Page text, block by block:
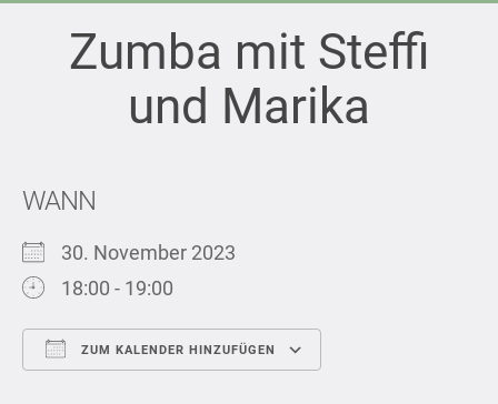
Zumba mit Steffi
und Marika
WANN
30. November 2023
18:00 - 19:00
ZUM KALENDER HINZUFÜGEN